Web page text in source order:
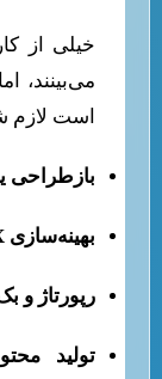
خیلی از
می‌بینند،
است لازم
بازطراحی
بهینه‌سازی UI/UX
رپورتاژ و
تولید